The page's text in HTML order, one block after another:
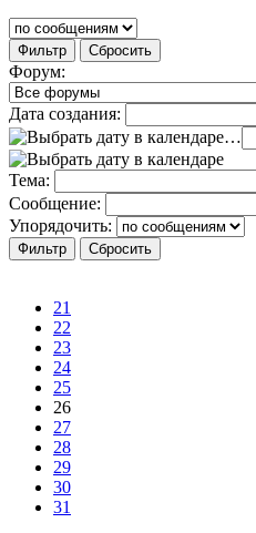
Фильтр Сбросить
Форум:
Дата создания:
…
Тема:
Сообщение:
Упорядочить:
21
22
23
24
25
26
27
28
29
30
31